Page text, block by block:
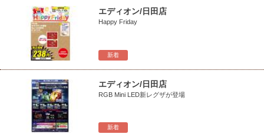
新着
エディオン/日田店
Happy Friday
新着
エディオン/日田店
RGB Mini LED新レグザが登場